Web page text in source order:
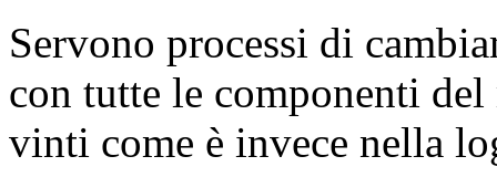
Servono processi di
con tutte le componenti
vinti come è invece nella